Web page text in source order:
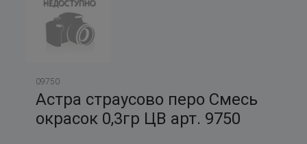
09750
Астра страусово перо Смесь
окрасок 0,3гр ЦВ арт. 9750